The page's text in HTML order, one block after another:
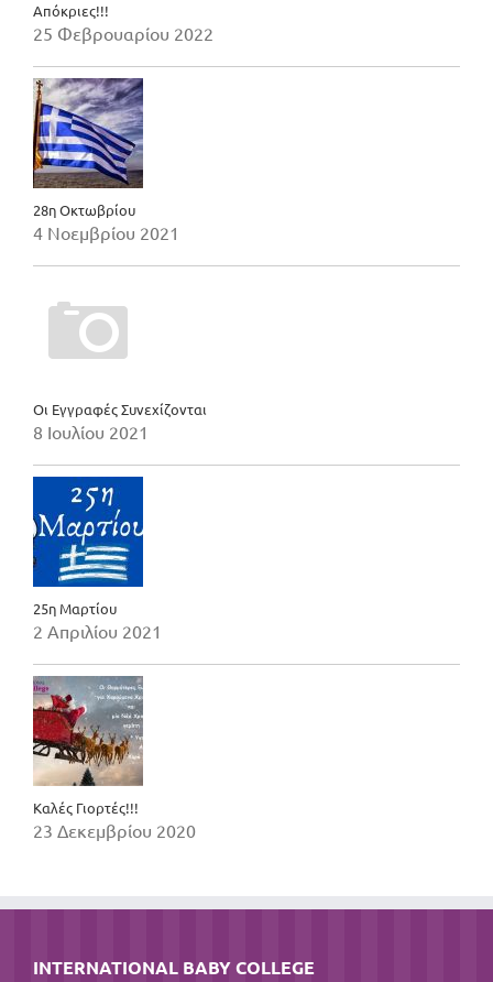
Απόκριες!!!
25 Φεβρουαρίου 2022
28η Οκτωβρίου
4 Νοεμβρίου 2021
Οι Εγγραφές Συνεχίζονται
8 Ιουλίου 2021
25η Μαρτίου
2 Απριλίου 2021
Καλές Γιορτές!!!
23 Δεκεμβρίου 2020
INTERNATIONAL BABY COLLEGE